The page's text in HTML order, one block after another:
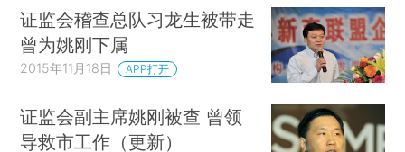
证监会稽查总队习龙生被带走
曾为姚刚下属
2015年11月18日 APP打开
证监会副主席姚刚被查 曾领
导救市工作（更新）